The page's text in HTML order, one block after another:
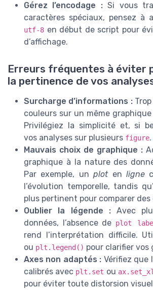
Gérez l’encodage :Si vous
caractères spéciaux, pensez à
utf-8 en début de script pour
d’affichage.
Erreurs fréquentes à éviter
la pertinence de vos
Surcharge d’informations :Trop
couleurs sur un même
Privilégiez la simplicité et, si
vos analyses sur plusieurs figure.
Mauvais choix de graphique :
graphique à la nature des
Par exemple, unploten ligne
l’évolution temporelle, tandis
plus pertinent pour comparer des
Oublier la légende :Avec
données, l’absence de plot
rend l’interprétation difficile.
ou plt.legend() pour clarifier vos
Axes non adaptés : Vérifiez que
calibrés avec plt.set ou
pour éviter toute distorsion